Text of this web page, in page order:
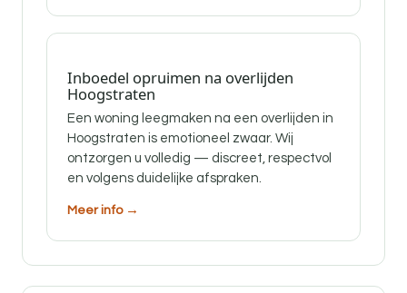
Inboedel opruimen na overlijden
Hoogstraten
Een woning leegmaken na een overlijden in
Hoogstraten is emotioneel zwaar. Wij
ontzorgen u volledig — discreet, respectvol
en volgens duidelijke afspraken.
Meer info →